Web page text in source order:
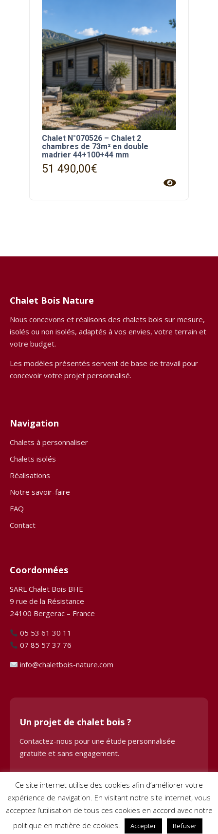
Chalet N°070526 – Chalet 2
chambres de 73m² en double
madrier 44+100+44 mm
51 490,00€
Chalet Bois Nature
Nous concevons et réalisons des chalets bois sur mesure,
isolés ou non isolés, adaptés à vos envies, votre terrain et
votre budget.
Les modèles présentés servent de base de travail pour
concevoir votre projet personnalisé.
Navigation
Chalets à personnaliser
Chalets isolés
Réalisations
Notre savoir-faire
FAQ
Contact
Coordonnées
SARL Chalet Bois BHE
9 rue de la Résistance
24100 Bergerac – France
05 53 61 30 11
07 85 57 37 76
info@chaletbois-nature.com
Un projet de chalet bois ?
Contactez-nous pour une étude personnalisée
gratuite et sans engagement.
Demander une étude
Ce site internet utilise des cookies afin d’améliorer votre
expérience de navigation. En visitant notre site internet, vous
acceptez l’utilisation de tous ces cookies en accord avec notre
politique en matière de cookies.
Accepter Refuser